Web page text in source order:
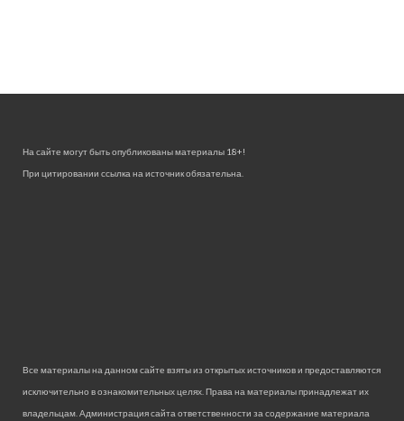
На сайте могут быть опубликованы материалы 18+!
При цитировании ссылка на источник обязательна.
Все материалы на данном сайте взяты из открытых источников и предоставляются
исключительно в ознакомительных целях. Права на материалы принадлежат их
владельцам. Администрация сайта ответственности за содержание материала